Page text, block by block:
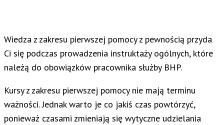
Wiedza z zakresu pierwszej pomocy z pewnością przyda
Ci się podczas prowadzenia instruktaży ogólnych, które
należą do obowiązków pracownika służby BHP.
Kursy z zakresu pierwszej pomocy nie mają terminu
ważności. Jednak warto je co jakiś czas powtórzyć,
ponieważ czasami zmieniają się wytyczne udzielania